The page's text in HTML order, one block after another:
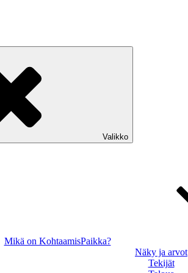
Valikko
Mikä on KohtaamisPaikka?
Näky ja arvot
Tekijät